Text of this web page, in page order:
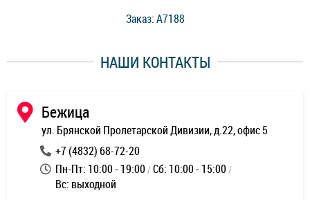
работы и оперативность!Заказ: A7188
НАШИ КОНТАКТЫ
Бежица
ул. Брянской Пролетарской Дивизии, д.22, офис 5
+7 (4832) 68-72-20
Пн-Пт: 10:00 - 19:00 Сб: 10:00 - 15:00
Вс: выходной